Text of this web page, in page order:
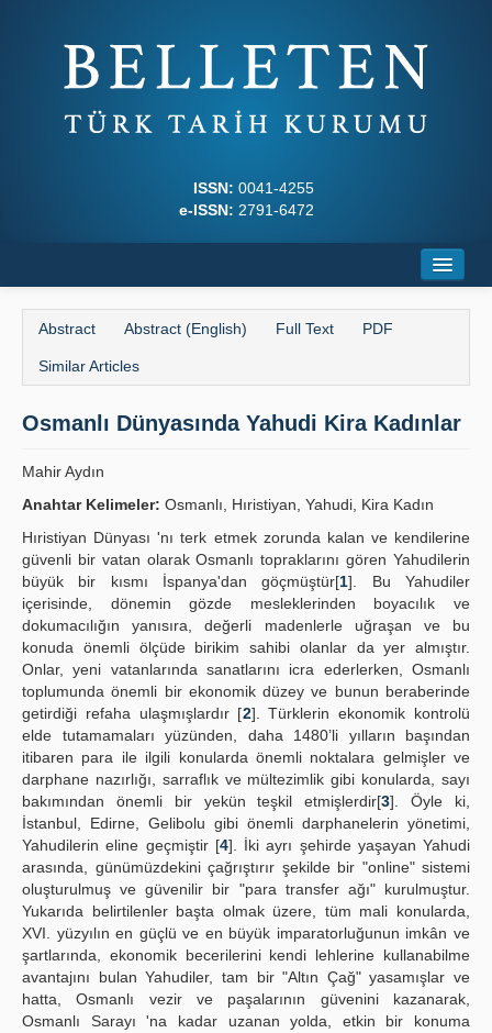
ISSN: 0041-4255
e-ISSN: 2791-6472
Journal Boards
Writing Rules
Principles
Guidelines
Contact Us
Abstract Abstract (English) Full Text PDF
Similar Articles
Osmanlı Dünyasında Yahudi Kira Kadınlar
Mahir Aydın
Anahtar Kelimeler: Osmanlı, Hıristiyan, Yahudi, Kira Kadın
Hıristiyan Dünyası 'nı terk etmek zorunda kalan ve kendilerine
güvenli bir vatan olarak Osmanlı topraklarını gören Yahudilerin
büyük bir kısmı İspanya'dan göçmüştür[1]. Bu Yahudiler
içerisinde, dönemin gözde mesleklerinden boyacılık ve
dokumacılığın yanısıra, değerli madenlerle uğraşan ve bu
konuda önemli ölçüde birikim sahibi olanlar da yer almıştır.
Onlar, yeni vatanlarında sanatlarını icra ederlerken, Osmanlı
toplumunda önemli bir ekonomik düzey ve bunun beraberinde
getirdiği refaha ulaşmışlardır [2]. Türklerin ekonomik kontrolü
elde tutamamaları yüzünden, daha 1480’li yılların başından
itibaren para ile ilgili konularda önemli noktalara gelmişler ve
darphane nazırlığı, sarraflık ve mültezimlik gibi konularda, sayı
bakımından önemli bir yekün teşkil etmişlerdir[3]. Öyle ki,
İstanbul, Edirne, Gelibolu gibi önemli darphanelerin yönetimi,
Yahudilerin eline geçmiştir [4]. İki ayrı şehirde yaşayan Yahudi
arasında, günümüzdekini çağrıştırır şekilde bir "online" sistemi
oluşturulmuş ve güvenilir bir "para transfer ağı" kurulmuştur.
Yukarıda belirtilenler başta olmak üzere, tüm mali konularda,
XVI. yüzyılın en güçlü ve en büyük imparatorluğunun imkân ve
şartlarında, ekonomik becerilerini kendi lehlerine kullanabilme
avantajını bulan Yahudiler, tam bir "Altın Çağ" yasamışlar ve
hatta, Osmanlı vezir ve paşalarının güvenini kazanarak,
Osmanlı Sarayı 'na kadar uzanan yolda, etkin bir konuma